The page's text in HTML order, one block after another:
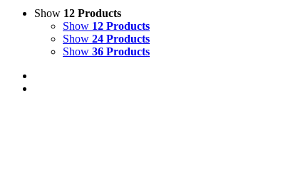
Show 12 Products
Show 12 Products
Show 24 Products
Show 36 Products